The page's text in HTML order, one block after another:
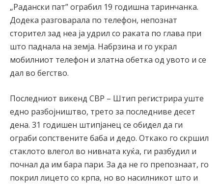
„Радански пат” ограбил 19 годишна таринчанка.
Додека разговарала по телефон, непознат
сторител зад неа ја удрил со раката по глава при
што паднала на земја. Набрзина и го украл
мобилниот телефон и златна обетка од увото и се
дал во бегство.
Последниот викенд СВР – Штип регистрира уште
едно разбојништво, трето за последниве десет
дена. 31 годишен штипјанец се обидел да ги
ограби сопствените баба и дедо. Откако го скршил
стаклото влегол во нивната куќа, ги разбудил и
почнал да им бара пари. За да не го препознаат, го
покрил лицето со крпа, но во насилникот што и